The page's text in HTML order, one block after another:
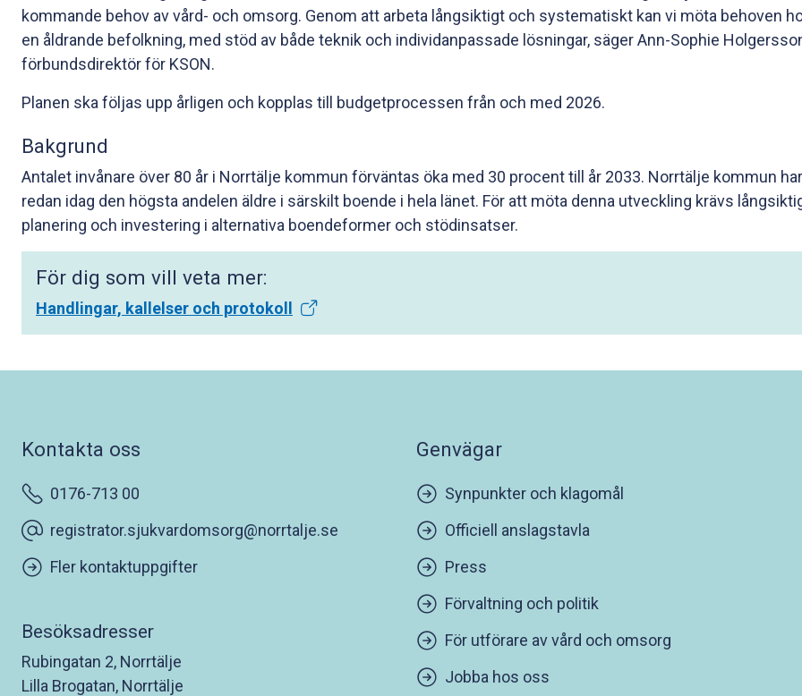
kommande behov av vård- och omsorg. Genom att arbeta långsiktigt och systematiskt kan vi möta behoven
en åldrande befolkning, med stöd av både teknik och individanpassade lösningar, säger Ann-Sophie
förbundsdirektör för KSON.
Planen ska följas upp årligen och kopplas till budgetprocessen från och med 2026.
Bakgrund
Antalet invånare över 80 år i Norrtälje kommun förväntas öka med 30 procent till år 2033. Norrtälje kommun har
redan idag den högsta andelen äldre i särskilt boende i hela länet. För att möta denna utveckling krävs
planering och investering i alternativa boendeformer och stödinsatser.
För dig som vill veta mer:
Handlingar, kallelser och protokoll
Kontakta oss
0176-713 00
registrator.sjukvardomsorg@norrtalje.se
Fler kontaktuppgifter
Besöksadresser
Rubingatan 2, Norrtälje
Lilla Brogatan, Norrtälje
Genvägar
Synpunkter och klagomål
Officiell anslagstavla
Press
Förvaltning och politik
För utförare av vård och omsorg
Jobba hos oss